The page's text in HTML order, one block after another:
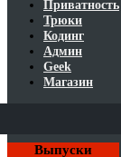
Приватность
Трюки
Кодинг
Админ
Geek
Магазин
Выпуски